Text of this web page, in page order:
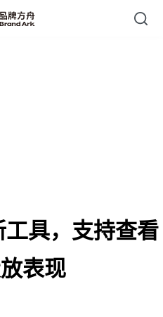
具，支持查看
表现